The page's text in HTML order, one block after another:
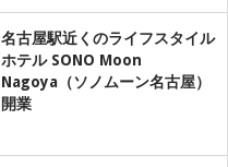
名古屋駅近くのライフスタイル
ホテル SONO Moon
Nagoya（ソノムーン名古屋）
開業